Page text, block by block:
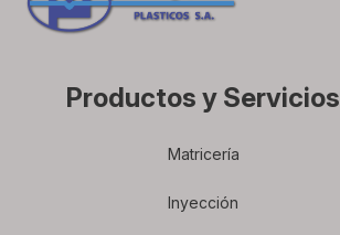
Productos y Servicios
Matricería
Inyección